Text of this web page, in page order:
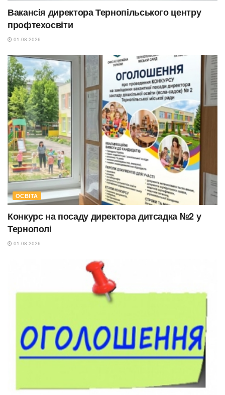
Вакансія директора Тернопільського центру
профтехосвіти
01.08.2026
ОСВІТА
Конкурс на посаду директора дитсадка №2 у
Тернополі
01.08.2026